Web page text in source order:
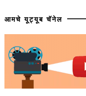
आमचे यूट्यूब चॅनेल